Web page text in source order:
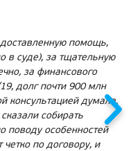
помощь,
в суде), за тщательную
за финансового
долг почти 900 млн
консультацией думала,
собирать
поводу особенностей
по договору, и